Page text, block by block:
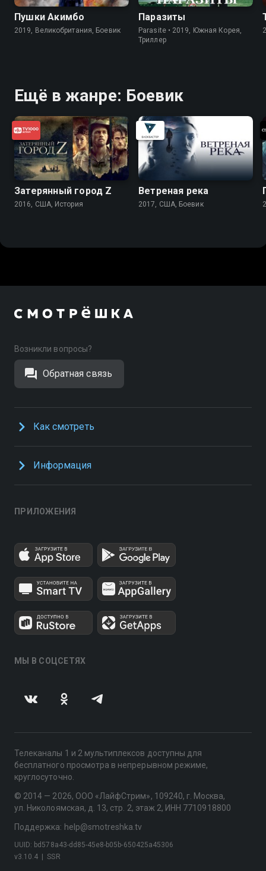
Пушки Акимбо
2019, Великобритания, Боевик
Паразиты
Parasite • 2019, Южная Корея,
Триллер
Ещё в жанре: Боевик
Затерянный город Z
2016, США, История
Ветреная река
2017, США, Боевик
Возникли вопросы?
Обратная связь
Как смотреть
Информация
ПРИЛОЖЕНИЯ
МЫ В СОЦСЕТЯХ
Телеканалы 1 и 2 мультиплексов доступны для
бесплатного просмотра в непрерывном режиме,
круглосуточно.
© 2014 — 2026, ООО «ЛайфСтрим», 109240, г. Москва,
ул. Николоямская, д. 13, стр. 2, этаж 2, ИНН 7710918800
Поддержка: help@smotreshka.tv
v3.10.4 SSR
UUID: bd578a43-dd85-45e8-b05b-650425a45306